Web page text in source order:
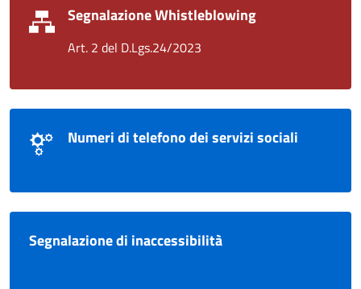
Segnalazione Whistleblowing
Art. 2 del D.Lgs.24/2023
Numeri di telefono dei servizi sociali
Segnalazione di inaccessibilità